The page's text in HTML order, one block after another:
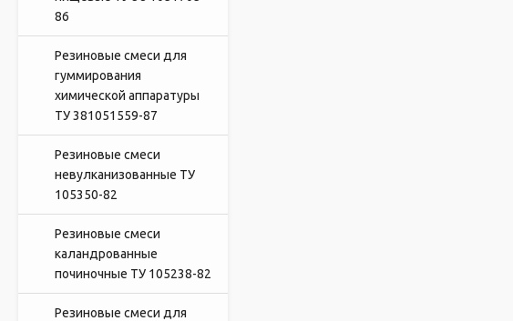
86
Резиновые смеси для
гуммирования
химической аппаратуры
ТУ 381051559-87
Резиновые смеси
невулканизованные ТУ
105350-82
Резиновые смеси
каландрованные
починочные ТУ 105238-82
Резиновые смеси для